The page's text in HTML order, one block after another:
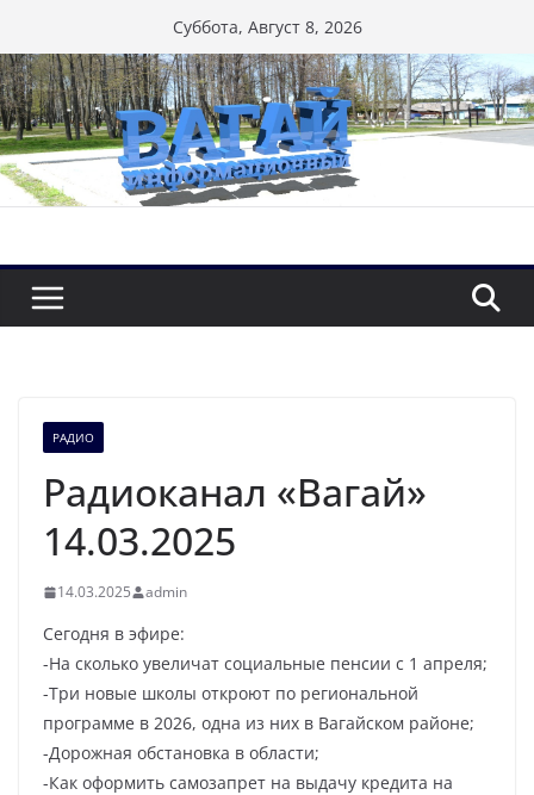
к
содержимому
Суббота, Август 8, 2026
РАДИО
Радиоканал «Вагай»
14.03.2025
14.03.2025 admin
Сегодня в эфире:
-На сколько увеличат социальные пенсии с 1 апреля;
-Три новые школы откроют по региональной
программе в 2026, одна из них в Вагайском районе;
-Дорожная обстановка в области;
-Как оформить самозапрет на выдачу кредита на